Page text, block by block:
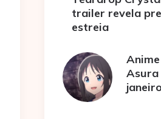
trailer revela
estreia
Asura